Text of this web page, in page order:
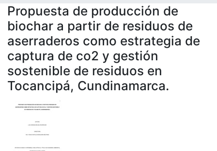
Documents
Propuesta de producción de
biochar a partir de residuos de
aserraderos como estrategia de
captura de co2 y gestión
sostenible de residuos en
Tocancipá, Cundinamarca.